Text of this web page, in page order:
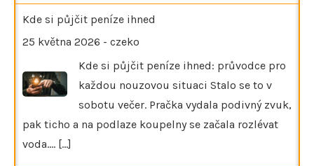
Kde si půjčit peníze ihned
25 května 2026 - czeko
Kde si půjčit peníze ihned: průvodce pro
každou nouzovou situaci Stalo se to v
sobotu večer. Pračka vydala podivný zvuk,
pak ticho a na podlaze koupelny se začala rozlévat
voda.… [...]